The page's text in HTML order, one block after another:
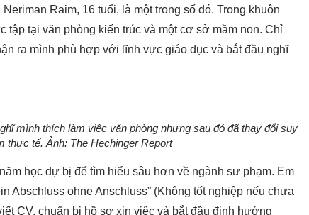
Raim, 16 tuổi, là một trong số đó. Trong khuôn
tại văn phòng kiến trúc và một cơ sở mầm non. Chỉ
ra mình phù hợp với lĩnh vực giáo dục và bắt đầu nghĩ
mình thích làm việc văn phòng nhưng sau đó đã thay đổi suy
thực tế. Ảnh: The Hechinger Report
học dự bị để tìm hiểu sâu hơn về ngành sư phạm. Em
Abschluss ohne Anschluss” (Không tốt nghiệp nếu chưa
CV, chuẩn bị hồ sơ xin việc và bắt đầu định hướng